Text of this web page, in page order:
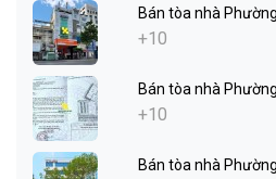
Bán tòa nhà
+10
Bán tòa nhà
+10
Bán tòa nhà